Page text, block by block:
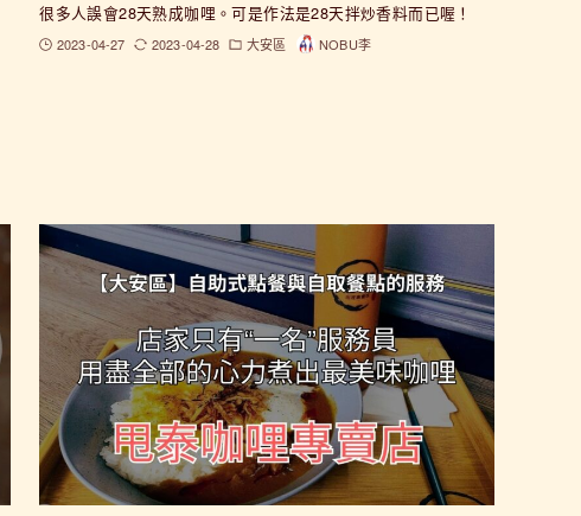
很多人誤會28天熟成咖哩。可是作法是28天拌炒香料而已喔！
2023-04-27 2023-04-28 大安區 NOBU李